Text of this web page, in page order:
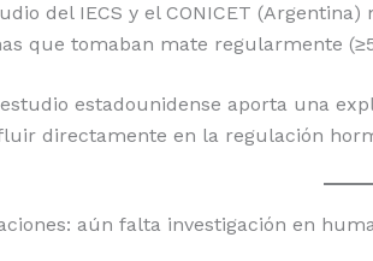
del IECS y el CONICET
que tomaban mate regularmente
estadounidense aporta una
directamente en la regulación
aún falta investigación en